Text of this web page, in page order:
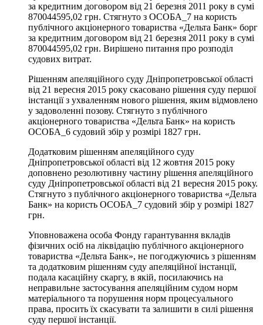
за кредитним договором від 21 березня 2011 року в сумі
870044595,02 грн. Стягнуто з ОСОБА_7 на користь
публічного акціонерного товариства «Дельта Банк» борг
за кредитним договором від 21 березня 2011 року в сумі
870044595,02 грн. Вирішено питання про розподіл
судових витрат.
Рішенням апеляційного суду Дніпропетровської області
від 21 вересня 2015 року скасовано рішення суду першої
інстанції з ухваленням нового рішення, яким відмовлено
у задоволенні позову. Стягнуто з публічного
акціонерного товариства «Дельта Банк» на користь
ОСОБА_6 судовий збір у розмірі 1827 грн.
Додатковим рішенням апеляційного суду
Дніпропетровської області від 12 жовтня 2015 року
доповнено резолютивну частину рішення апеляційного
суду Дніпропетровської області від 21 вересня 2015 року.
Стягнуто з публічного акціонерного товариства «Дельта
Банк» на користь ОСОБА_7 судовий збір у розмірі 1827
грн.
Уповноважена особа Фонду гарантування вкладів
фізичних осіб на ліквідацію публічного акціонерного
товариства «Дельта Банк», не погоджуючись з рішенням
та додатковим рішенням суду апеляційної інстанції,
подала касаційну скаргу, в якій, посилаючись на
неправильне застосування апеляційним судом норм
матеріального та порушення норм процесуального
права, просить їх скасувати та залишити в силі рішення
суду першої інстанції.